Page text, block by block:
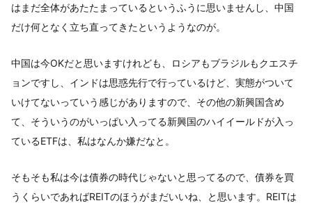
はまだ全体があたたまっているというふうに思いませんし、中国
だけ何となく立ち直ってきたというようなのが。
中国は今OKだと思いますけれども、ロシアもブラジルもクエスチ
ョンですし、インドは思惑先行で行っているけど、実態がついて
いけてないっていう感じがありますので、その他の新興国含め
て、そういうのがいっぱい入ってる新興国のハイイールドが入っ
ているETFは、私はなんか嫌だなと。
そもそも私は今は債券の時代じゃないと思ってるので、債券を買
うくらいであればREITのほうがまだいいね、と思います。REITは